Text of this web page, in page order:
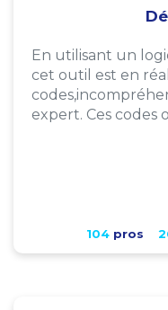
En utilisant un
cet outil est en
expert. Ces codes
104pros